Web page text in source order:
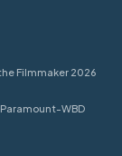
Filmmaker 2026
WBD